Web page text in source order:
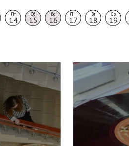
Пт
14
Сб
15
Вс
16
ПН
17
Вт
18
Ср
19